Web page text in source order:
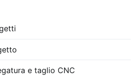
e taglio CNC